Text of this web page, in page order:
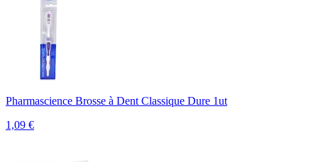
Pharmascience Brosse à Dent Classique Dure 1ut
1,09 €